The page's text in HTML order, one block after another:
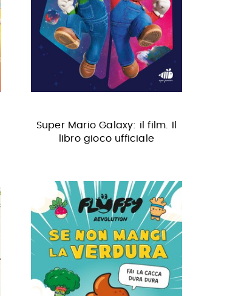
Super Mario Galaxy: il film. Il
libro gioco ufficiale